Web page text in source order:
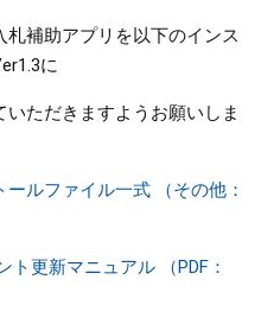
補助アプリを以下のインス
に
きますようお願いしま
ールファイル一式 （その他：
ト更新マニュアル （PDF：